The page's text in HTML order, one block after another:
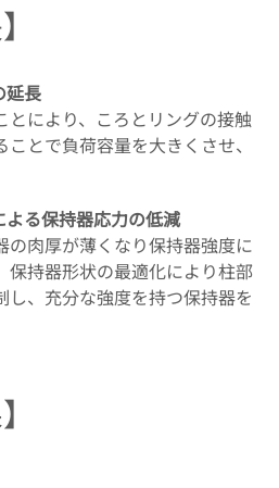
延長
とにより、ころとリングの接触
とで負荷容量を大きくさせ、
る保持器応力の低減
の肉厚が薄くなり保持器強度に
保持器形状の最適化により柱部
し、充分な強度を持つ保持器を